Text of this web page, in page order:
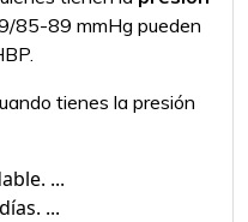
85-89 mmHg pueden
tienes la presión
...
...